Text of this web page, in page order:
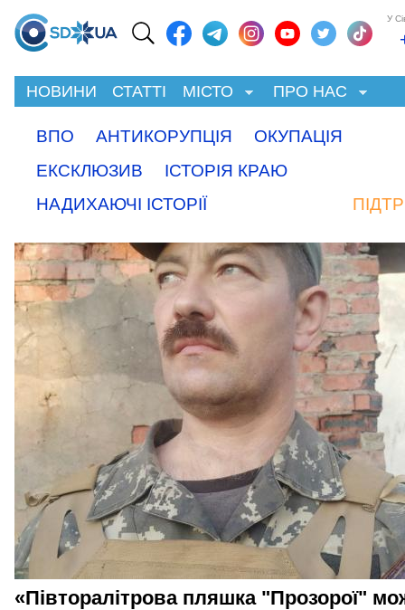
У
НОВИНИ СТАТТІ МІСТО ПРО НАС
ВПО АНТИКОРУПЦІЯ
ОКУПАЦІЯ
ЕКСКЛЮЗИВ
ІСТОРІЯ КРАЮ
НАДИХАЮЧІ ІСТОРІЇ
«Півторалітрова пляшка "Прозорої"